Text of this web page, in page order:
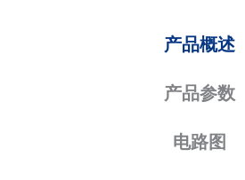
产品概述
产品参数
电路图